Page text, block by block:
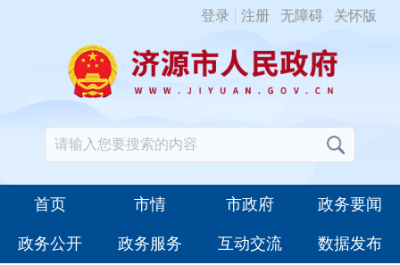
登录 注册 无障碍 关怀版
首页 市情 市政府 政务要闻
政务公开 政务服务 互动交流 数据发布